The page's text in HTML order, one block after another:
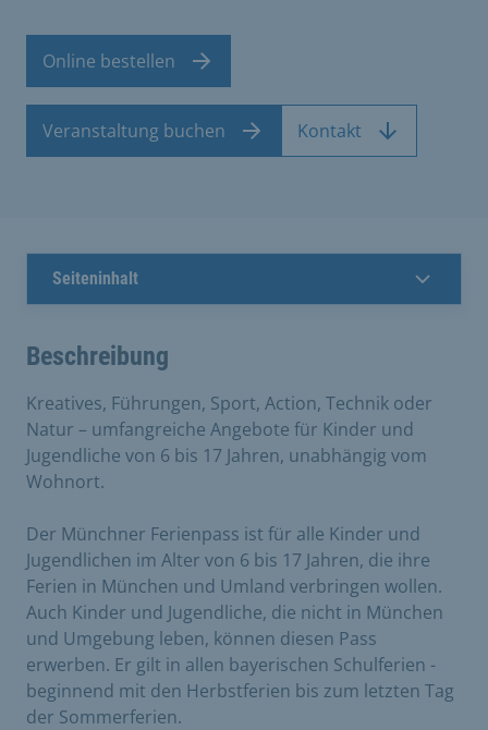
Online bestellen
Veranstaltung buchen Kontakt
Seiteninhalt
Beschreibung
Kreatives, Führungen, Sport, Action, Technik oder
Natur – umfangreiche Angebote für Kinder und
Jugendliche von 6 bis 17 Jahren, unabhängig vom
Wohnort.
Der Münchner Ferienpass ist für alle Kinder und
Jugendlichen im Alter von 6 bis 17 Jahren, die ihre
Ferien in München und Umland verbringen wollen.
Auch Kinder und Jugendliche, die nicht in München
und Umgebung leben, können diesen Pass
erwerben. Er gilt in allen bayerischen Schulferien -
beginnend mit den Herbstferien bis zum letzten Tag
der Sommerferien.